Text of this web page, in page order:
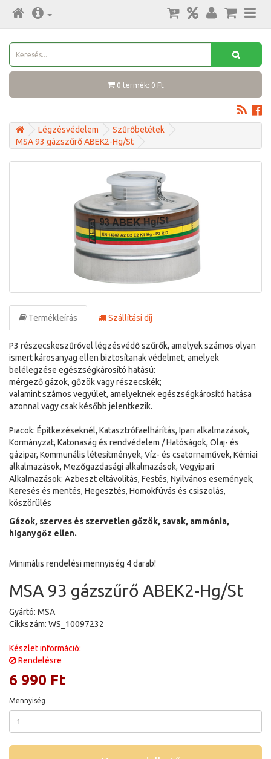
0 termék: 0 Ft
Légzésvédelem
Szűrőbetétek
MSA 93 gázszűrő ABEK2-Hg/St
Termékleírás Szállítási díj
P3 részecskeszűrővel légzésvédő szűrők, amelyek számos olyan
ismert károsanyag ellen biztosítanak védelmet, amelyek
belélegzése egészségkárosító hatású:
mérgező gázok, gőzök vagy részecskék;
valamint számos vegyület, amelyeknek egészségkárosító hatása
azonnal vagy csak később jelentkezik.
Piacok: Építkezéseknél, Katasztrófaelhárítás, Ipari alkalmazások,
Kormányzat, Katonaság és rendvédelem / Hatóságok, Olaj- és
gázipar, Kommunális létesítmények, Víz- és csatornaművek, Kémiai
alkalmazások, Mezőgazdasági alkalmazások, Vegyipari
Alkalmazások: Azbeszt eltávolítás, Festés, Nyilvános események,
Keresés és mentés, Hegesztés, Homokfúvás és csiszolás,
köszörülés
Gázok, szerves és szervetlen gőzök, savak, ammónia,
higanygőz ellen.
Minimális rendelési mennyiség 4 darab!
MSA 93 gázszűrő ABEK2-Hg/St
Gyártó: MSA
Cikkszám: WS_10097232
Készlet információ:
Rendelésre
6 990 Ft
Mennyiség